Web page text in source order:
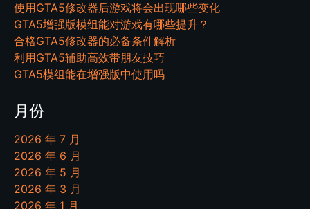
使用GTA5修改器后游戏将会出现哪些变化
GTA5增强版模组能对游戏有哪些提升？
合格GTA5修改器的必备条件解析
利用GTA5辅助高效带朋友技巧
GTA5模组能在增强版中使用吗
月份
2026 年 7 月
2026 年 6 月
2026 年 5 月
2026 年 3 月
2026 年 1 月